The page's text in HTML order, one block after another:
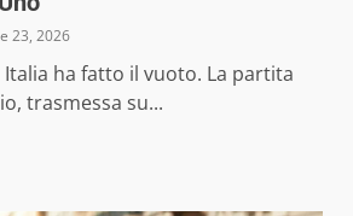
23, 2026
Italia ha fatto il vuoto. La partita
trasmessa su...